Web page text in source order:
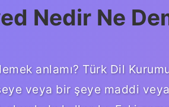
Nedir Ne
anlamı? Türk Dil
veya bir şeye maddi